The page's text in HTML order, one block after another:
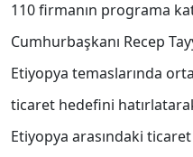
110 firmanın programa
Cumhurbaşkanı Recep
Etiyopya temaslarında
ticaret hedefini
Etiyopya arasındaki